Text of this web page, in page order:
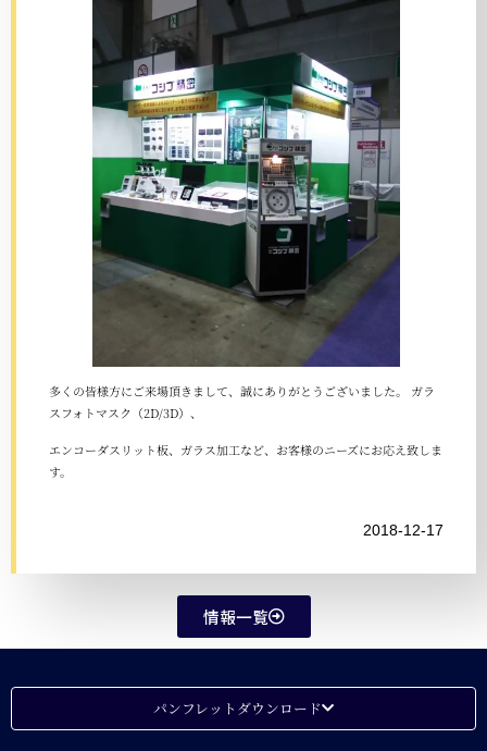
多くの皆様方にご来場頂きまして、誠にありがとうございました。 ガラ
スフォトマスク（2D/3D）、
エンコーダスリット板、ガラス加工など、お客様のニーズにお応え致しま
す。
2018-12-17
情報一覧
パンフレットダウンロード